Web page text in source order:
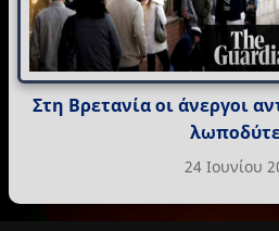
Στη Βρετανία οι άνεργοι
24 Ιουνίου